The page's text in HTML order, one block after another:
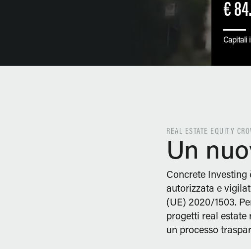
€
Capitali
REAL ESTATE EQUITY
Un
Concrete
autorizzata e
(UE) 2020/1503.
progetti real estate
un processo